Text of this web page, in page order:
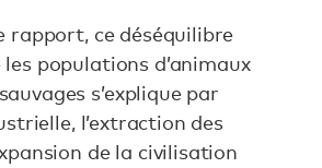
rapport, ce déséquilibre
populations d’animaux
s’explique par
l’extraction des
de la civilisation